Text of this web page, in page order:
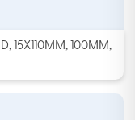
15X110MM, 100MM,